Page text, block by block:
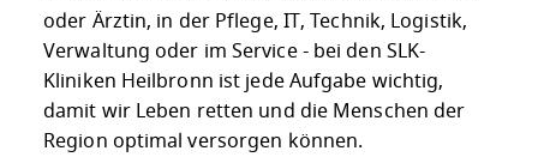
oder Ärztin, in der Pflege, IT, Technik, Logistik,
Verwaltung oder im Service - bei den SLK-
Kliniken Heilbronn ist jede Aufgabe wichtig,
damit wir Leben retten und die Menschen der
Region optimal versorgen können.